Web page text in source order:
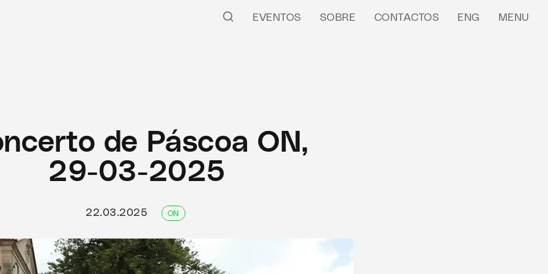
EVENTOS SOBRE CONTACTOS ENG MENU
de Páscoa ON,
29-03-2025
22.03.2025 ON